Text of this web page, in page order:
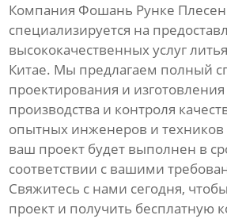
Компания Фошань Рунке
специализируется на
высококачественныхуслуг
Китае. Мы предлагаем полный
проектирования и
производства и контроля
опытных инженеров и техников
ваш проект будет выполнен в
соответствии с вашими
Свяжитесь с нами сегодня,
проект и получить бесплатную